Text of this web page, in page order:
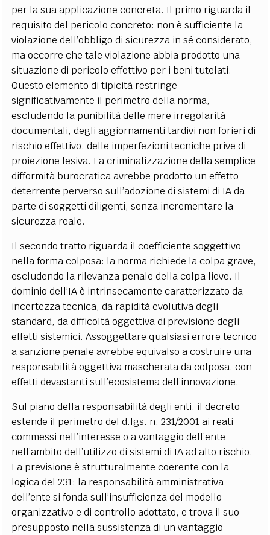
per la sua applicazione concreta. Il primo riguarda il
requisito del pericolo concreto: non è sufficiente la
violazione dell’obbligo di sicurezza in sé considerato,
ma occorre che tale violazione abbia prodotto una
situazione di pericolo effettivo per i beni tutelati.
Questo elemento di tipicità restringe
significativamente il perimetro della norma,
escludendo la punibilità delle mere irregolarità
documentali, degli aggiornamenti tardivi non forieri di
rischio effettivo, delle imperfezioni tecniche prive di
proiezione lesiva. La criminalizzazione della semplice
difformità burocratica avrebbe prodotto un effetto
deterrente perverso sull’adozione di sistemi di IA da
parte di soggetti diligenti, senza incrementare la
sicurezza reale.
Il secondo tratto riguarda il coefficiente soggettivo
nella forma colposa: la norma richiede la colpa grave,
escludendo la rilevanza penale della colpa lieve. Il
dominio dell’IA è intrinsecamente caratterizzato da
incertezza tecnica, da rapidità evolutiva degli
standard, da difficoltà oggettiva di previsione degli
effetti sistemici. Assoggettare qualsiasi errore tecnico
a sanzione penale avrebbe equivalso a costruire una
responsabilità oggettiva mascherata da colposa, con
effetti devastanti sull’ecosistema dell’innovazione.
Sul piano della responsabilità degli enti, il decreto
estende il perimetro del d.lgs. n. 231/2001 ai reati
commessi nell’interesse o a vantaggio dell’ente
nell’ambito dell’utilizzo di sistemi di IA ad alto rischio.
La previsione è strutturalmente coerente con la
logica del 231: la responsabilità amministrativa
dell’ente si fonda sull’insufficienza del modello
organizzativo e di controllo adottato, e trova il suo
presupposto nella sussistenza di un vantaggio —